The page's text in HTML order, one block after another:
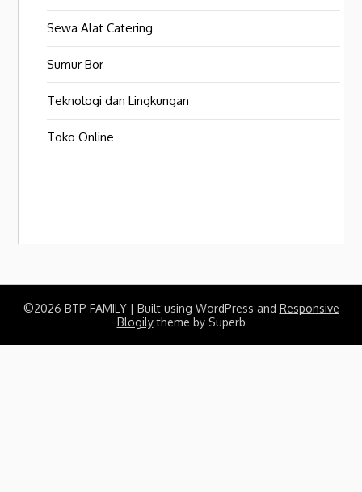
Sewa Alat Catering
Sumur Bor
Teknologi dan Lingkungan
Toko Online
©2026 BTP FAMILY | Built using WordPress and Responsive
Blogilytheme by Superb